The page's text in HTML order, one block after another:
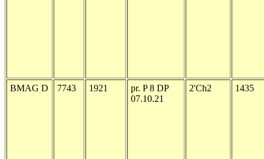
BMAG D 7743 1921
pr. P 8 DP
07.10.21
2'Ch2 1435